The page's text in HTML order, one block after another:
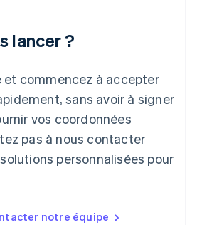
lancer ?
et commencez à accepter
sans avoir à signer
vos coordonnées
pas à nous contacter
personnalisées pour
notre équipe